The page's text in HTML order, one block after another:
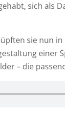
sich als
sie nun
einer
– die